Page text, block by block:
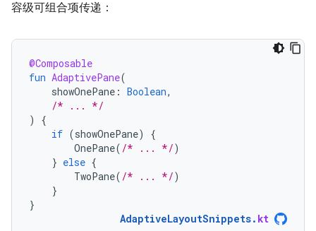
容级可组合项传递：
@Composable
fun AdaptivePane(
showOnePane : Boolean,
/* ... */
)
{
if (showOnePane)
{
OnePane( /* ... */)
} else {
TwoPane( /* ... */)
}
}
AdaptiveLayoutSnippets. kt